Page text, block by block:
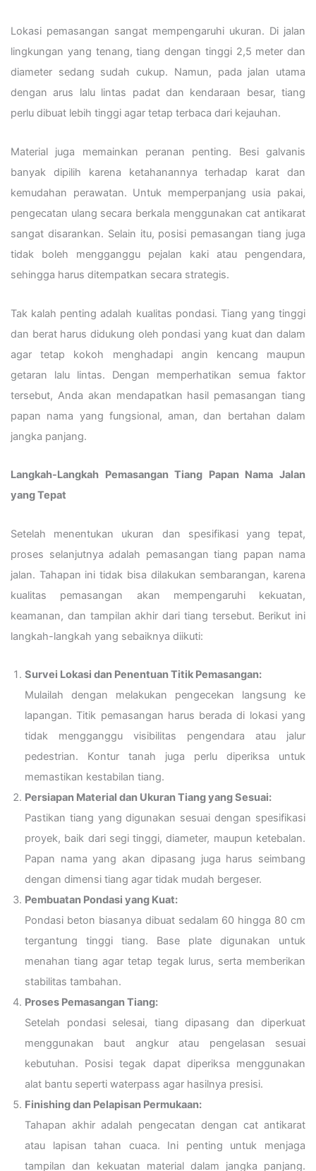
Lokasi pemasangan sangat mempengaruhi ukuran. Di jalan
lingkungan yang tenang, tiang dengan tinggi 2,5 meter dan
diameter sedang sudah cukup. Namun, pada jalan utama
dengan arus lalu lintas padat dan kendaraan besar, tiang
perlu dibuat lebih tinggi agar tetap terbaca dari kejauhan.
Material juga memainkan peranan penting. Besi galvanis
banyak dipilih karena ketahanannya terhadap karat dan
kemudahan perawatan. Untuk memperpanjang usia pakai,
pengecatan ulang secara berkala menggunakan cat antikarat
sangat disarankan. Selain itu, posisi pemasangan tiang juga
tidak boleh mengganggu pejalan kaki atau pengendara,
sehingga harus ditempatkan secara strategis.
Tak kalah penting adalah kualitas pondasi. Tiang yang tinggi
dan berat harus didukung oleh pondasi yang kuat dan dalam
agar tetap kokoh menghadapi angin kencang maupun
getaran lalu lintas. Dengan memperhatikan semua faktor
tersebut, Anda akan mendapatkan hasil pemasangan tiang
papan nama yang fungsional, aman, dan bertahan dalam
jangka panjang.
Langkah-Langkah Pemasangan Tiang Papan Nama Jalan
yang Tepat
Setelah menentukan ukuran dan spesifikasi yang tepat,
proses selanjutnya adalah pemasangan tiang papan nama
jalan. Tahapan ini tidak bisa dilakukan sembarangan, karena
kualitas pemasangan akan mempengaruhi kekuatan,
keamanan, dan tampilan akhir dari tiang tersebut. Berikut ini
langkah-langkah yang sebaiknya diikuti:
Survei Lokasi dan Penentuan Titik Pemasangan:
Mulailah dengan melakukan pengecekan langsung ke
lapangan. Titik pemasangan harus berada di lokasi yang
tidak mengganggu visibilitas pengendara atau jalur
pedestrian. Kontur tanah juga perlu diperiksa untuk
memastikan kestabilan tiang.
Persiapan Material dan Ukuran Tiang yang Sesuai:
Pastikan tiang yang digunakan sesuai dengan spesifikasi
proyek, baik dari segi tinggi, diameter, maupun ketebalan.
Papan nama yang akan dipasang juga harus seimbang
dengan dimensi tiang agar tidak mudah bergeser.
Pembuatan Pondasi yang Kuat:
Pondasi beton biasanya dibuat sedalam 60 hingga 80 cm
tergantung tinggi tiang. Base plate digunakan untuk
menahan tiang agar tetap tegak lurus, serta memberikan
stabilitas tambahan.
Proses Pemasangan Tiang:
Setelah pondasi selesai, tiang dipasang dan diperkuat
menggunakan baut angkur atau pengelasan sesuai
kebutuhan. Posisi tegak dapat diperiksa menggunakan
alat bantu seperti waterpass agar hasilnya presisi.
Finishing dan Pelapisan Permukaan:
Tahapan akhir adalah pengecatan dengan cat antikarat
atau lapisan tahan cuaca. Ini penting untuk menjaga
tampilan dan kekuatan material dalam jangka panjang.